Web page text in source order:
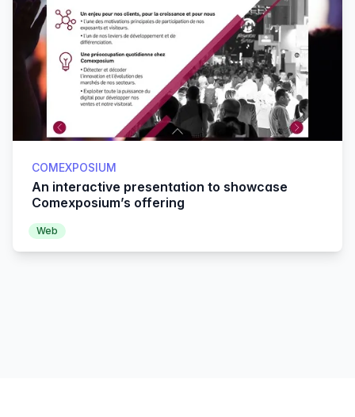
COMEXPOSIUM
An interactive presentation to showcase
Comexposium’s offering
Web